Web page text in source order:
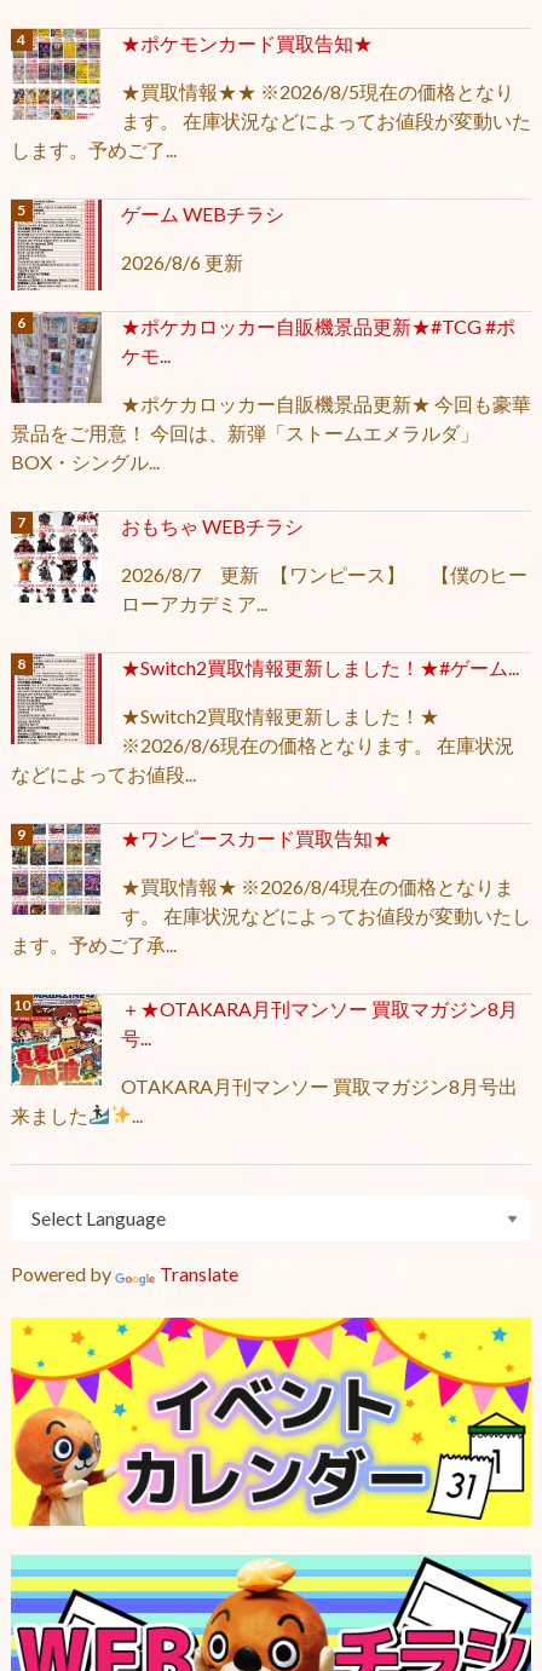
★ポケモンカード買取告知★
★買取情報★★ ※2026/8/5現在の価格となり
ます。 在庫状況などによってお値段が変動いた
します。予めご了...
ゲーム WEBチラシ
2026/8/6 更新
★ポケカロッカー自販機景品更新★#TCG #ポ
ケモ...
★ポケカロッカー自販機景品更新★ 今回も豪華
景品をご用意！ 今回は、新弾「ストームエメラルダ」
BOX・シングル...
おもちゃ WEBチラシ
2026/8/7 更新 【ワンピース】 【僕のヒー
ローアカデミア...
★Switch2買取情報更新しました！★#ゲーム...
★Switch2買取情報更新しました！★
※2026/8/6現在の価格となります。 在庫状況
などによってお値段...
★ワンピースカード買取告知★
★買取情報★ ※2026/8/4現在の価格となりま
す。 在庫状況などによってお値段が変動いたし
ます。予めご了承...
＋★OTAKARA月刊マンソー 買取マガジン8月
号...
OTAKARA月刊マンソー 買取マガジン8月号出
来ました
Powered by Translate